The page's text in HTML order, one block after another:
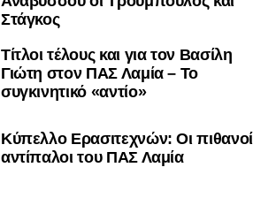
Στάγκος
Τίτλοι τέλους και για τον Βασίλη
Γιώτη στον ΠΑΣ Λαμία – Το
συγκινητικό «αντίο»
Κύπελλο Ερασιτεχνών: Οι πιθανοί
αντίπαλοι του ΠΑΣ Λαμία